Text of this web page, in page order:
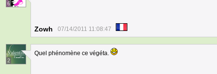
6
Zowh 07/14/2011 11:08:47
2
Quel phénomène ce végéta.